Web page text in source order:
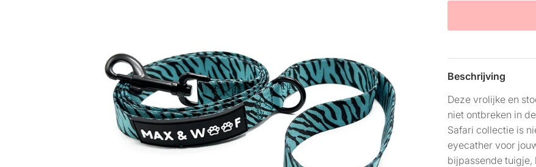
Beschrijving
Deze vrolijke en
niet ontbreken in
Safari collectie is
eyecather voor
bijpassende tuigje,